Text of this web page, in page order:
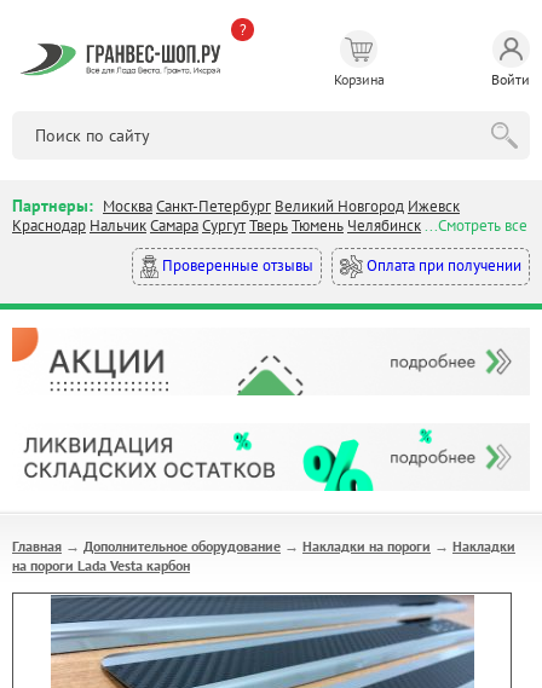
?
Корзина Войти
Партнеры: МоскваСанкт-Петербург Великий Новгород Ижевск
Краснодар НальчикСамараСургутТверьТюмень Челябинск...Смотреть все
Проверенные отзывы
Оплата при получении
Главная → Дополнительное оборудование → Накладки на пороги → Накладки
на пороги Lada Vesta карбон